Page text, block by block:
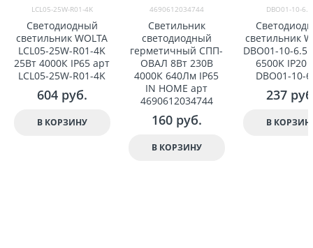
LCL05-25W-R01-4K
Светодиодный
светильник WOLTA
LCL05-25W-R01-4K
25Вт 4000К IP65 арт
LCL05-25W-R01-4K
604 руб.
В КОРЗИНУ
4690612034744
Светильник
светодиодный
герметичный СПП-
ОВАЛ 8Вт 230В
4000К 640Лм IP65
IN HOME арт
4690612034744
160 руб.
В КОРЗИНУ
DBO01-10-
светильник
DBO01-10-
6500K IP20
DBO01-10-
237
В